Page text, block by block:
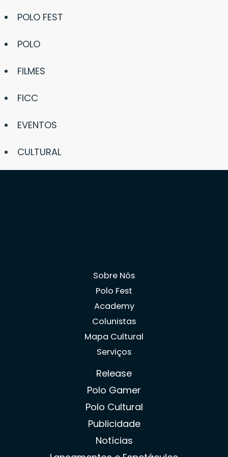
POLO FEST
POLO
FILMES
FICC
EVENTOS
CULTURAL
Sobre Nós
Polo Fest
Academy
Colunistas
Mapa Cultural
Serviços
Release
Polo Gamer
Polo Cultural
Publicidade
Notícias